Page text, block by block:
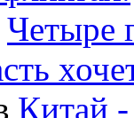
Четыре
Китай